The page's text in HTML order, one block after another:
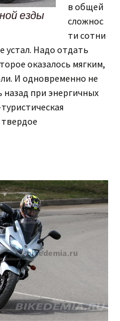
езды
в общей
сложнос
ти сотни
устал. Надо отдать
оказалось мягким,
И одновременно не
назад при энергичных
твердое